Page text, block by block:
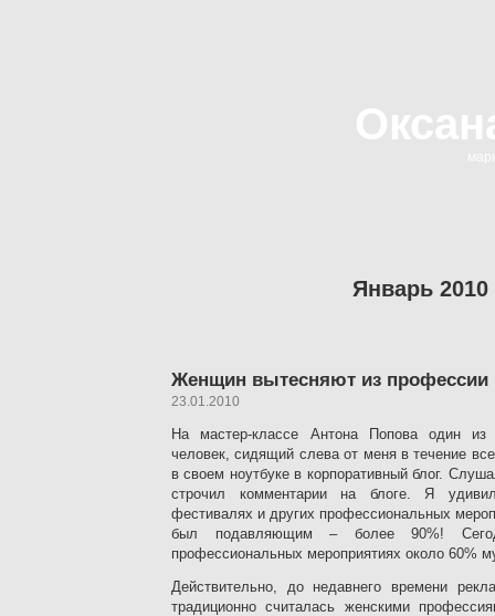
Январь 2010
Женщин вытесняют из профессии
23.01.2010
На мастер-классе Антона Попова один
человек, сидящий слева от меня в течение
в своем ноутбуке в корпоративный блог.
строчил комментарии на блоге. Я
фестивалях и других профессиональных
был подавляющим – более 90%!
профессиональных мероприятиях около 60%
Действительно, до недавнего времени
традиционно считалась женскими